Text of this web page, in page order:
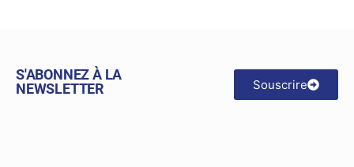
S'ABONNEZ À LA
NEWSLETTER
Souscrire